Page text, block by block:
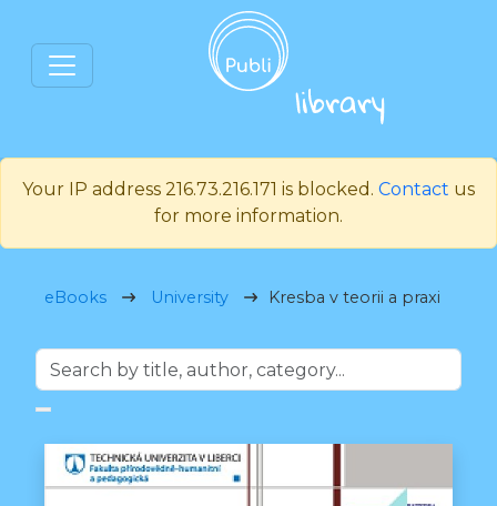
Your IP address 216.73.216.171 is blocked. Contact us
for more information.
eBooks University Kresba v teorii a praxi